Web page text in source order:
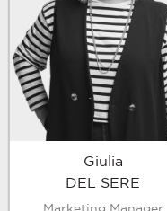
Giulia
DEL SERE